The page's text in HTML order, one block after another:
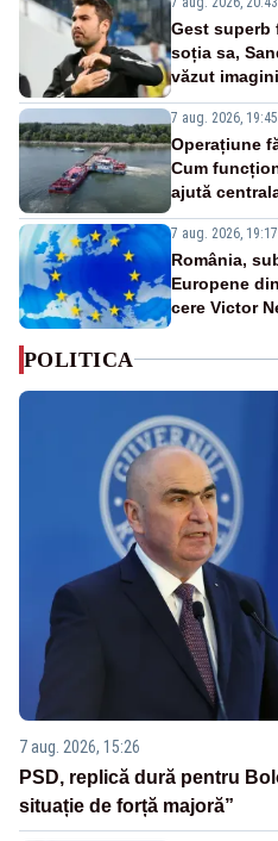
Gest superb
soția sa,
văzut
7 aug. 2026, 19:45
Operațiune
Cum
ajută
7 aug. 2026, 19:17
România,
Europene
cere Victor
POLITICA
7 aug. 2026, 15:26
PSD, replică dură pentru
situație de forță majoră”